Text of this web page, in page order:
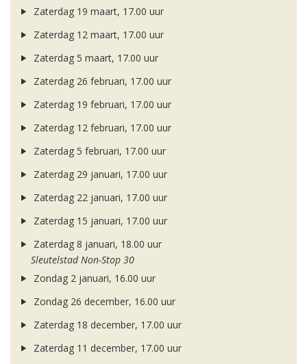
Zaterdag 19 maart, 17.00 uur
Zaterdag 12 maart, 17.00 uur
Zaterdag 5 maart, 17.00 uur
Zaterdag 26 februari, 17.00 uur
Zaterdag 19 februari, 17.00 uur
Zaterdag 12 februari, 17.00 uur
Zaterdag 5 februari, 17.00 uur
Zaterdag 29 januari, 17.00 uur
Zaterdag 22 januari, 17.00 uur
Zaterdag 15 januari, 17.00 uur
Zaterdag 8 januari, 18.00 uur
Sleutelstad Non-Stop 30
Zondag 2 januari, 16.00 uur
Zondag 26 december, 16.00 uur
Zaterdag 18 december, 17.00 uur
Zaterdag 11 december, 17.00 uur